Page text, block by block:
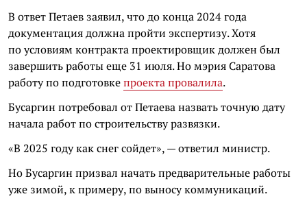
В ответ Петаев заявил, что до конца 2024 года
документация должна пройти экспертизу. Хотя
по условиям контракта проектировщик должен был
завершить работы еще 31 июля. Но мэрия Саратова
работу по подготовкепроекта провалила.
Бусаргин потребовал от Петаева назвать точную дату
начала работ по строительству развязки.
«В 2025 году как снег сойдет», — ответил министр.
Но Бусаргин призвал начать предварительные работы
уже зимой, к примеру, по выносу коммуникаций.